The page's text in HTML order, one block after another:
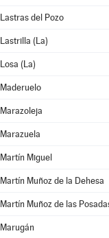
Lastras del Pozo
Lastrilla (La)
Losa (La)
Maderuelo
Marazoleja
Marazuela
Martín Miguel
Martín Muñoz de la Dehesa
Martín Muñoz de las
Marugán